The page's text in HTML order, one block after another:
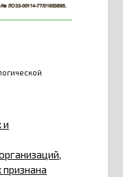
и